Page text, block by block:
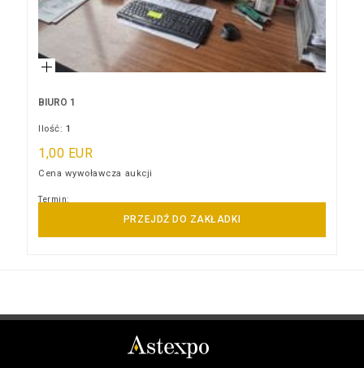
BIURO 1
Ilość: 1
1,00 EUR
Cena wywoławcza aukcji
Termin:
PRZEJDŹ DO ZAKŁADKI